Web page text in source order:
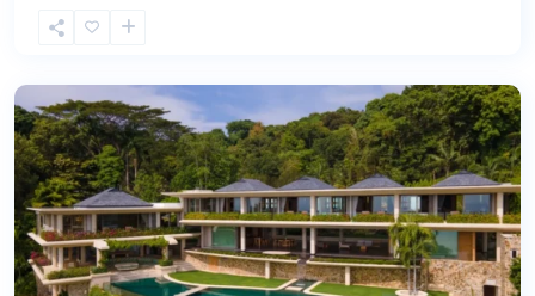
Камала,